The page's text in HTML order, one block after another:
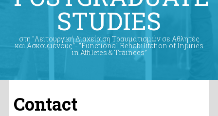
STUDIES
στη "Λειτουργική Διαχείριση Τραυματισμών σε Αθλητές
και Ασκουμένους"- “Functional Rehabilitation of Injuries
in Athletes & Trainees”
Contact